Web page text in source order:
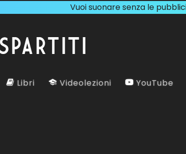
Vuoi suonare senza le
Libri Videolezioni YouTube